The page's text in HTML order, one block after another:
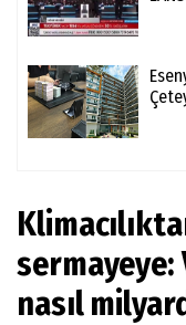
sermayeye:
nasıl